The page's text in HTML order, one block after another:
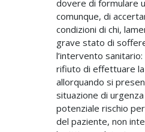
dovere di formulare
comunque, di
condizioni di chi,
grave stato di
l’intervento sanitario:
rifiuto di effettuare
allorquando si
situazione di
potenziale rischio
del paziente, non